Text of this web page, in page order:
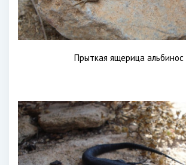
Прыткая ящерица альбинос